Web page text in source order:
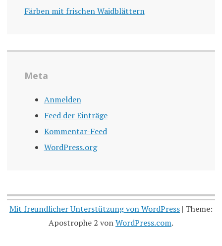
Färben mit frischen Waidblättern
Meta
Anmelden
Feed der Einträge
Kommentar-Feed
WordPress.org
Mit freundlicher Unterstützung von WordPress | Theme:
Apostrophe 2 vonWordPress.com.